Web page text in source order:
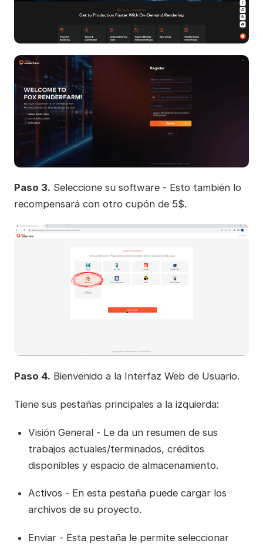
Paso 3. Seleccione su software - Esto también lo
recompensará con otro cupón de 5$.
Paso 4. Bienvenido a la Interfaz Web de Usuario.
Tiene sus pestañas principales a la izquierda:
Visión General - Le da un resumen de sus
trabajos actuales/terminados, créditos
disponibles y espacio de almacenamiento.
Activos - En esta pestaña puede cargar los
archivos de su proyecto.
Enviar - Esta pestaña le permite seleccionar